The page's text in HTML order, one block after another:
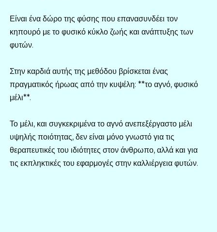
Είναι ένα δώρο της φύσης που επανασυνδέει τον
κηπουρό με το φυσικό κύκλο ζωής και ανάπτυξης των
φυτών.
Στην καρδιά αυτής της μεθόδου βρίσκεται ένας
πραγματικός ήρωας από την κυψέλη: **το αγνό, φυσικό
μέλι**.
Το μέλι, και συγκεκριμένα το αγνό ανεπεξέργαστο μέλι
υψηλής ποιότητας, δεν είναι μόνο γνωστό για τις
θεραπευτικές του ιδιότητες στον άνθρωπο, αλλά και για
τις εκπληκτικές του εφαρμογές στην καλλιέργεια φυτών.